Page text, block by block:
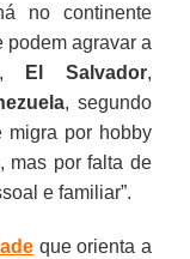
no continente
agravar a
, El Salvador,
, segundo
migra por hobby
mas por falta de
e familiar”.
que orienta a